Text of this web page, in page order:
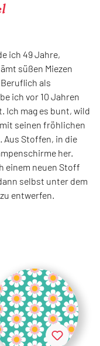
ich 49 Jahre,
süßen Miezen
als
ich vor 10 Jahren
Ich mag es bunt, wild
seinen fröhlichen
Aus Stoffen, in die
her.
einem neuen Stoff
selbst unter dem
entwerfen.